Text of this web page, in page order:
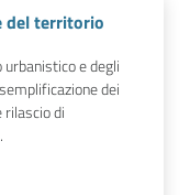
del territorio
urbanistico e degli
dei
di